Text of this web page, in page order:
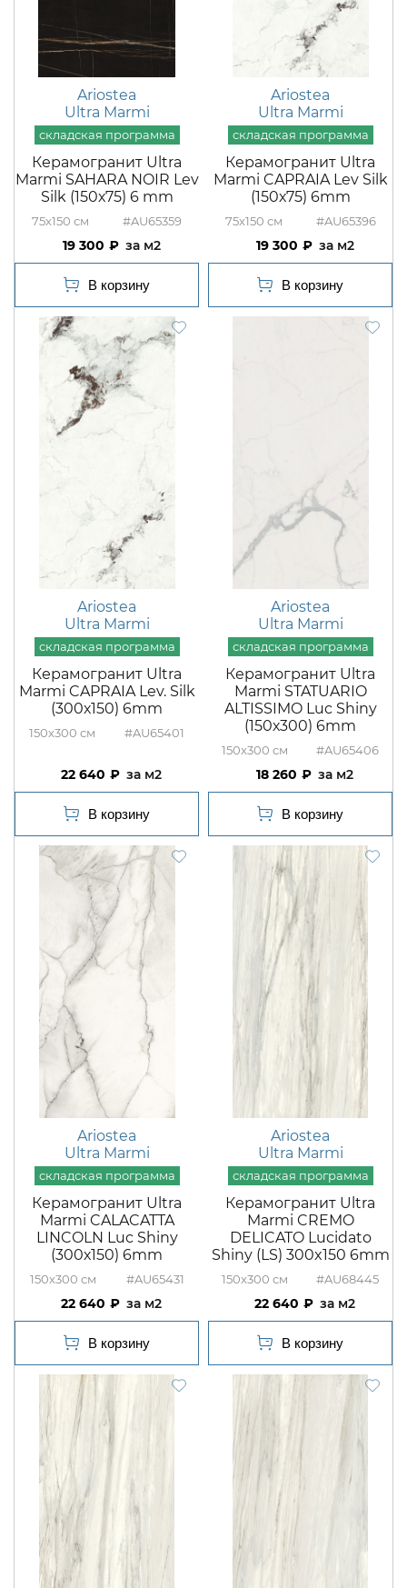
Ariostea
Ultra Marmi
Керамогранит Ultra
Marmi SAHARA NOIR Lev
Silk (150х75) 6 mm
75x150 #AU65359
19 300 м2
Ariostea
Ultra Marmi
Керамогранит Ultra
Marmi CAPRAIA Lev Silk
(150х75) 6mm
75x150 #AU65396
19 300 м2
Ariostea
Ultra Marmi
Керамогранит Ultra
Marmi CAPRAIA Lev. Silk
(300х150) 6mm
150x300 #AU65401
22 640 м2
Ariostea
Ultra Marmi
Керамогранит Ultra
Marmi STATUARIO
ALTISSIMO Luc Shiny
(150х300) 6mm
150x300 #AU65406
18 260 м2
Ariostea
Ultra Marmi
Керамогранит Ultra
Marmi CALACATTA
LINCOLN Luc Shiny
(300х150) 6mm
150x300 #AU65431
22 640 м2
Ariostea
Ultra Marmi
Керамогранит Ultra
Marmi CREMO
DELICATO Lucidato
Shiny (LS) 300x150 6mm
150x300 #AU68445
22 640 м2